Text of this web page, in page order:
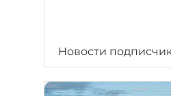
Новости